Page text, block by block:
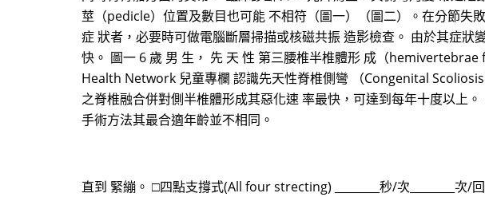
莖（pedicle）位置及數目也可能 不相符（圖一）（圖二）。在分節
症 狀者，必要時可做電腦斷層掃描或核磁共振 造影檢查。 由於其症
快。 圖一 6 歲 男 生， 先 天 性 第三腰椎半椎體形 成（
Health Network 兒童專欄 認識先天性脊椎側彎 （Congenital
之脊椎融合併對側半椎體形成其惡化速 率最快，可達到每年十度以上
手術方法其最合適年齡並不相同。
直到 緊繃。 □四點支撐式(All four strecting) ________秒/次________次